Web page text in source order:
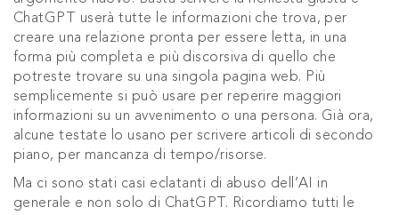
ChatGPT userà tutte le informazioni che trova, per
creare una relazione pronta per essere letta, in una
forma più completa e più discorsiva di quello che
potreste trovare su una singola pagina web. Più
semplicemente si può usare per reperire maggiori
informazioni su un avvenimento o una persona. Già ora,
alcune testate lo usano per scrivere articoli di secondo
piano, per mancanza di tempo/risorse.
Ma ci sono stati casi eclatanti di abuso dell’AI in
generale e non solo di ChatGPT. Ricordiamo tutti le